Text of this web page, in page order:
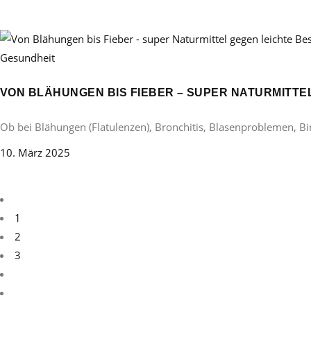
Gesundheit
VON BLÄHUNGEN BIS FIEBER – SUPER
Ob bei Blähungen (Flatulenzen), Bronchitis, Blasenproblemen,
10. März 2025
1
2
3